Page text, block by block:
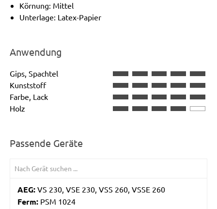
Körnung: Mittel
Unterlage: Latex-Papier
Anwendung
Gips, Spachtel
Kunststoff
Farbe, Lack
Holz
Passende Geräte
AEG: VS 230, VSE 230, VSS 260, VSSE 260
Ferm: PSM 1024